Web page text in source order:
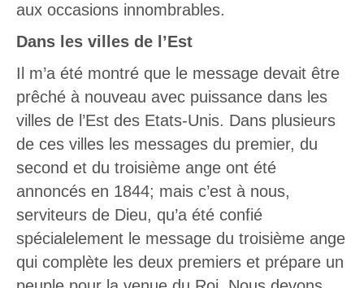
aux occasions innombrables.
Dans les villes de l’Est
Il m’a été montré que le message devait être
prêché à nouveau avec puissance dans les
villes de l’Est des Etats-Unis. Dans plusieurs
de ces villes les messages du premier, du
second et du troisième ange ont été
annoncés en 1844; mais c’est à nous,
serviteurs de Dieu, qu’a été confié
spécialelement le message du troisième ange
qui complète les deux premiers et prépare un